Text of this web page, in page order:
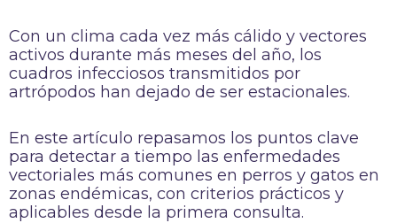
Con un clima cada vez más cálido y vectores
activos durante más meses del año, los
cuadros infecciosos transmitidos por
artrópodos han dejado de ser estacionales.
En este artículo repasamos los puntos clave
para detectar a tiempo las enfermedades
vectoriales más comunes en perros y gatos en
zonas endémicas, con criterios prácticos y
aplicables desde la primera consulta.